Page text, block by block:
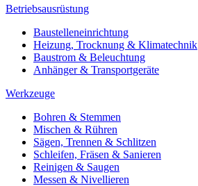
Betriebsausrüstung
Baustelleneinrichtung
Heizung, Trocknung & Klimatechnik
Baustrom & Beleuchtung
Anhänger & Transportgeräte
Werkzeuge
Bohren & Stemmen
Mischen & Rühren
Sägen, Trennen & Schlitzen
Schleifen, Fräsen & Sanieren
Reinigen & Saugen
Messen & Nivellieren